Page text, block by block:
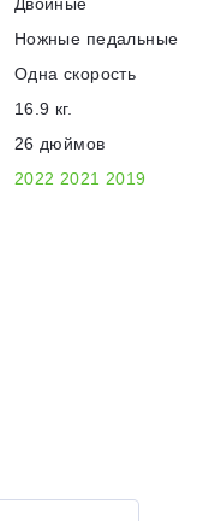
Ножные педальные
Одна скорость
16.9 кг.
26 дюймов
2022 2021 2019